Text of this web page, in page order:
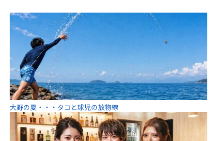
大野の夏・・・タコと球児の放物線